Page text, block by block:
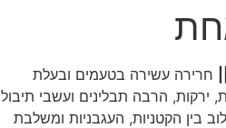
חרירה עשירה בטעמים ובעלת
ירקות, הרבה תבלינים ועשבי תיבול
בין הקטניות, העגבניות ומשלבת